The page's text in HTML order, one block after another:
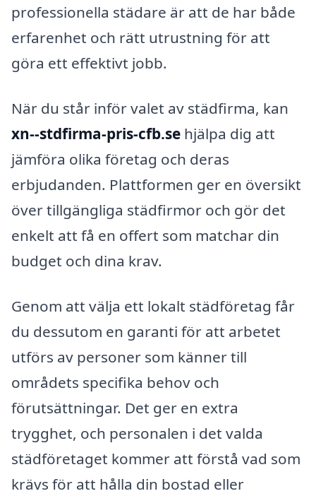
professionella städare är att de har både
erfarenhet och rätt utrustning för att
göra ett effektivt jobb.
När du står inför valet av städfirma, kan
xn--stdfirma-pris-cfb.se hjälpa dig att
jämföra olika företag och deras
erbjudanden. Plattformen ger en översikt
över tillgängliga städfirmor och gör det
enkelt att få en offert som matchar din
budget och dina krav.
Genom att välja ett lokalt städföretag får
du dessutom en garanti för att arbetet
utförs av personer som känner till
områdets specifika behov och
förutsättningar. Det ger en extra
trygghet, och personalen i det valda
städföretaget kommer att förstå vad som
krävs för att hålla din bostad eller